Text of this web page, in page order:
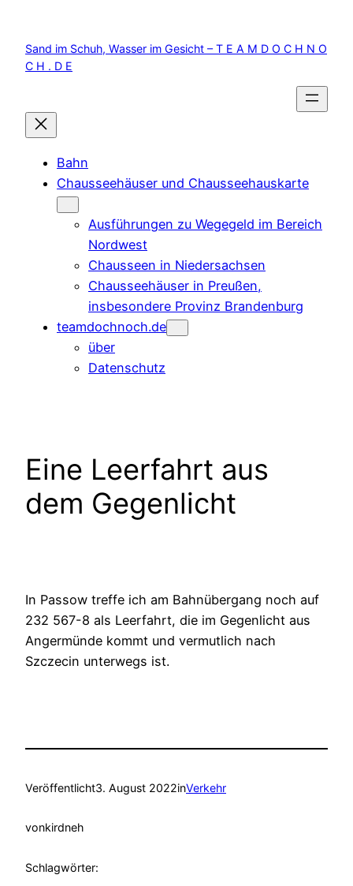
springen
Sand im Schuh, Wasser im Gesicht – T E A M D O C H N O
C H . D E
Bahn
Chausseehäuser und Chausseehauskarte
Ausführungen zu Wegegeld im Bereich
Nordwest
Chausseen in Niedersachsen
Chausseehäuser in Preußen,
insbesondere Provinz Brandenburg
teamdochnoch.de
über
Datenschutz
Eine Leerfahrt aus
dem Gegenlicht
In Passow treffe ich am Bahnübergang noch auf
232 567-8 als Leerfahrt, die im Gegenlicht aus
Angermünde kommt und vermutlich nach
Szczecin unterwegs ist.
Veröffentlicht3. August 2022inVerkehr
vonkirdneh
Schlagwörter: